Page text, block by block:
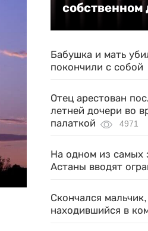
собственном
Бабушка и мать
покончили с собой
Отец арестован
летней дочери во
палаткой
4971
На одном из самых
Астаны вводят
Скончался
находившийся в